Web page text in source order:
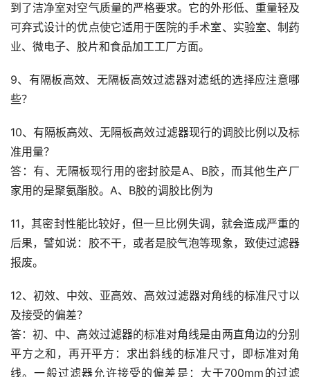
到了洁净室对空气质量的严格要求。它的外形低、重量轻及
可弃式设计的优点使它适用于医院的手术室、实验室、制药
业、微电子、胶片和食品加工工厂方面。
9、有隔板高效、无隔板高效过滤器对滤纸的选择应注意哪
些？
10、有隔板高效、无隔板高效过滤器现行的调胶比例以及标
准用量？
答：有、无隔板现行用的密封胶是A、B胶，而其他生产厂
家用的是聚氨酯胶。A、B胶的调胶比例为
11，其密封性能比较好，但一旦比例失调，就会造成严重的
后果，譬如说：胶不干，或者是胶气泡等现象，致使过滤器
报废。
12、初效、中效、亚高效、高效过滤器对角线的标准尺寸以
及接受的偏差？
答：初、中、高效过滤器的标准对角线是由两直角边的分别
平方之和，再开平方：求出斜线的标准尺寸，即标准对角
线。一般过滤器允许接受的偏差是：大于700mm的过滤